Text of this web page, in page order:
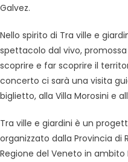
Galvez.
Nello spirito di Tra ville e
spettacolo dal vivo,
scoprire e far scoprire il
concerto ci sarà una visita
biglietto, alla Villa Morosini e
Tra ville e giardini è un
organizzato dalla Provincia di
Regione del Veneto in